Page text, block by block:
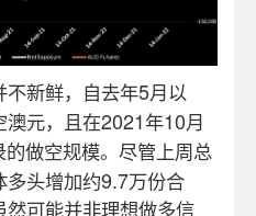
不新鲜，自去年5月以
澳元，且在2021年10月
的做空规模。尽管上周总
多头增加约9.7万份合
可能并非理想做多信